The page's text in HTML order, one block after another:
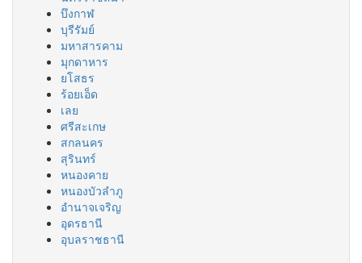
บึงกาฬ
บุรีรัมย์
มหาสารคาม
มุกดาหาร
ยโสธร
ร้อยเอ็ด
เลย
ศรีสะเกษ
สกลนคร
สุรินทร์
หนองคาย
หนองบัวลำภู
อำนาจเจริญ
อุดรธานี
อุบลราชธานี